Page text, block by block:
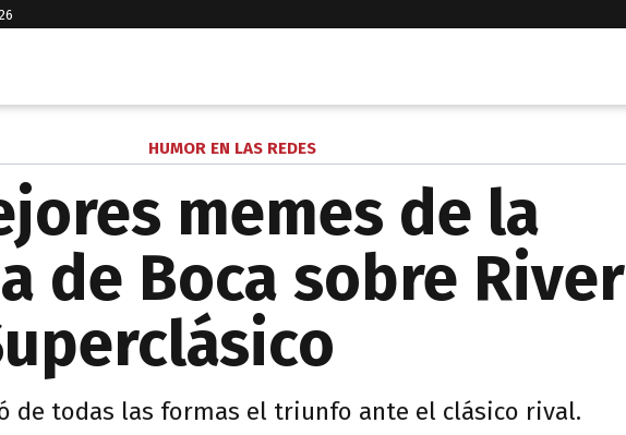
HUMOR EN LAS REDES
memes de la
de Boca sobre River
de todas las formas el triunfo ante el clásico rival.